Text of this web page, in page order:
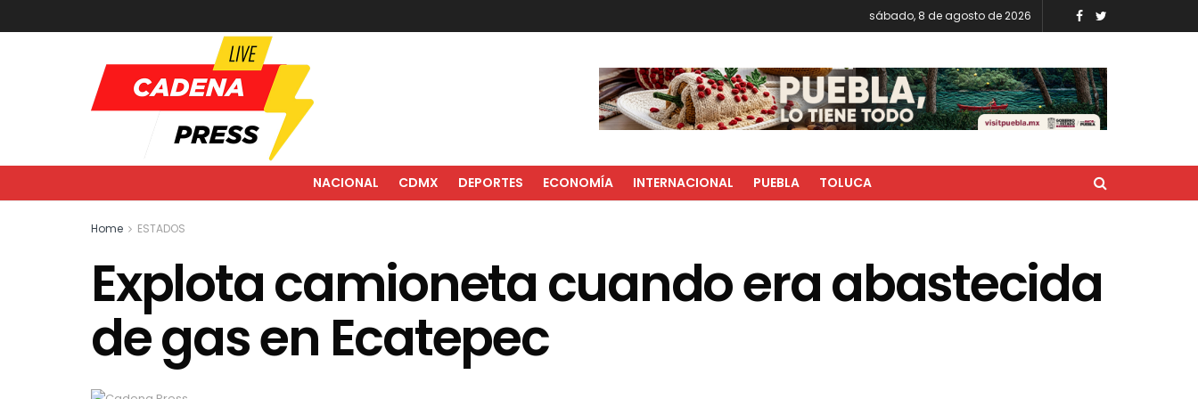
sábado, 8 de agosto de 2026
NACIONAL CDMX DEPORTES ECONOMÍA INTERNACIONAL PUEBLA TOLUCA
Home ESTADOS
Explota camioneta cuando era abastecida
de gas en Ecatepec